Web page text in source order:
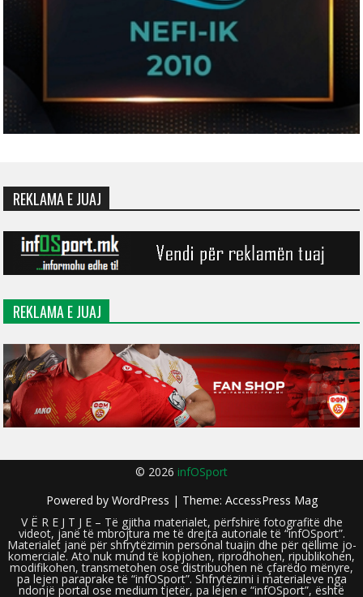
REKLAMA E JUAJ
REKLAMA E JUAJ
© 2026 infOSport
Powered by WordPress | Theme: AccessPress Mag
V Ë R E J T J E – Të gjitha materialet, përfshirë fotografitë dhe
videot, janë të mbrojtura me të drejta autoriale të “infOSport”.
Materialet janë për shfrytëzimin personal tuajin dhe për qëllime jo-
komerciale. Ato nuk mund të kopjohen, riprodhohen, ripublikohen,
modifikohen, transmetohen ose distribuohen në çfarëdo mënyre,
pa lejen paraprake të “infOSport”. Shfrytëzimi i materialeve nga
ndonjë portal ose medium tjetër, pa lejen e “infOSport”, është